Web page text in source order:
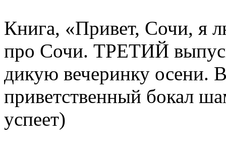
Книга, «Привет, Сочи, я
про Сочи. ТРЕТИЙ
дикую вечеринку осени.
приветственный бокал
успеет)